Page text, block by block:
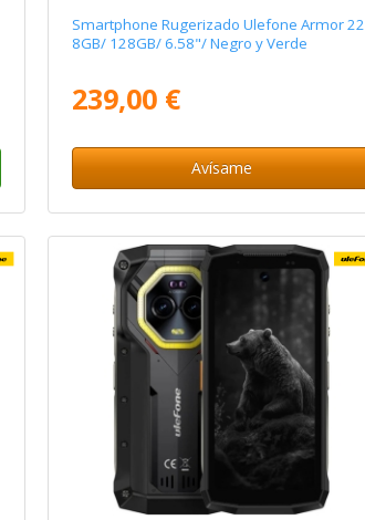
Smartphone Rugerizado Ulefone Armor 22
8GB/ 128GB/ 6.58"/ Negro y Verde
239,00 €
Avísame